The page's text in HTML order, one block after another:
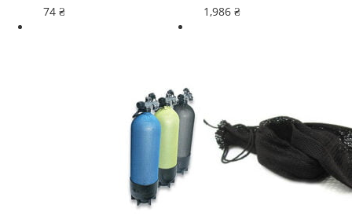
74 ₴ 1,986 ₴